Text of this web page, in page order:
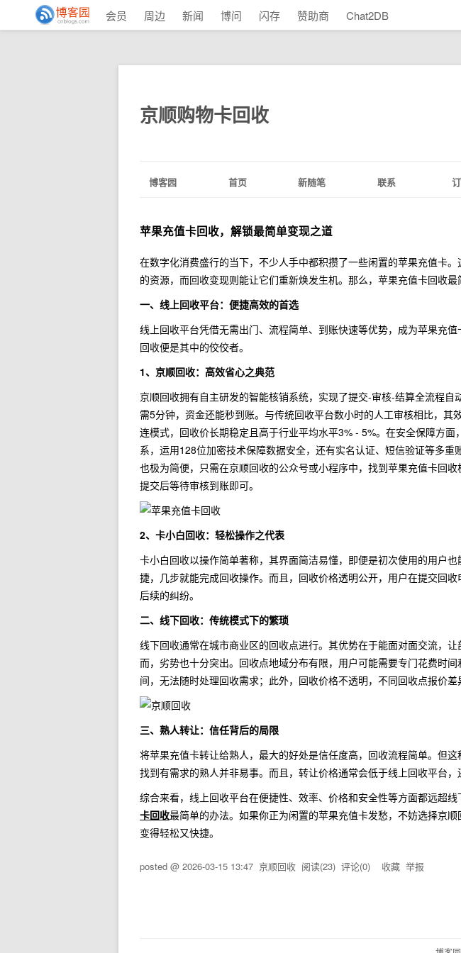
会员 周边 新闻 博问 闪存 赞助商 Chat2DB
京顺购物卡回收
博客园 首页 新随笔 联系
苹果充值卡回收，解锁最简单变现之道
在数字化消费盛行的当下，不少人手中都积攒了一些闲置的苹果充值卡
的资源，而回收变现则能让它们重新焕发生机。那么，苹果充值卡回收最
一、线上回收平台：便捷高效的首选
线上回收平台凭借无需出门、流程简单、到账快速等优势，成为苹果充
回收便是其中的佼佼者。
1、京顺回收：高效省心之典范
京顺回收拥有自主研发的智能核销系统，实现了提交-审核-结算全流程自
需5分钟，资金还能秒到账。与传统回收平台数小时的人工审核相比，其
连模式，回收价长期稳定且高于行业平均水平3% - 5%。在安全保障方
系，运用128位加密技术保障数据安全，还有实名认证、短信验证等多
也极为简便，只需在京顺回收的公众号或小程序中，找到苹果充值卡回收
提交后等待审核到账即可。
2、卡小白回收：轻松操作之代表
卡小白回收以操作简单著称，其界面简洁易懂，即便是初次使用的用户
捷，几步就能完成回收操作。而且，回收价格透明公开，用户在提交回
后续的纠纷。
二、线下回收：传统模式下的繁琐
线下回收通常在城市商业区的回收点进行。其优势在于能面对面交流，
而，劣势也十分突出。回收点地域分布有限，用户可能需要专门花费时
间，无法随时处理回收需求；此外，回收价格不透明，不同回收点报价差
三、熟人转让：信任背后的局限
将苹果充值卡转让给熟人，最大的好处是信任度高，回收流程简单。但
找到有需求的熟人并非易事。而且，转让价格通常会低于线上回收平台，
综合来看，线上回收平台在便捷性、效率、价格和安全性等方面都远超
卡回收最简单的办法。如果你正为闲置的苹果充值卡发愁，不妨选择京
变得轻松又快捷。
posted @ 2026-03-15 13:47 京顺回收 阅读(23) 评论(0) 收藏 举报